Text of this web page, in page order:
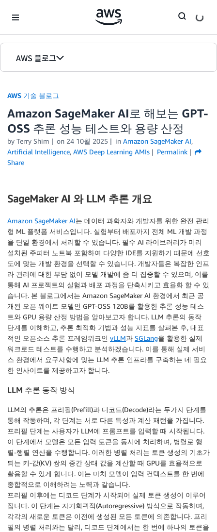
AWS 블로그
홈
에디션
AWS 기술 블로그
Amazon SageMaker AI로 해보는 GPT-
OSS 추론 성능 테스트와 용량 산정
by Terry Shim on 24 10월 2025 in Amazon SageMaker AI,
Artificial Intelligence, AWS Deep Learning AMIs
Permalink
Share
SageMaker AI 와 LLM 추론 개요
Amazon SageMaker AI는 데이터 과학자와 개발자를 위한 완전 관리
형 ML 플랫폼 서비스입니다. 실험부터 배포까지 전체 ML 개발 과정
을 단일 환경에서 처리할 수 있습니다. 필수 AI 라이브러리가 미리
설치된 주피터 노트북 포함하여 다양한 IDE를 지원하기 때문에 선호
도에 맞는 개발 환경을 선택할 수 있습니다. 개발자들은 복잡한 인프
라 관리에 대한 부담 없이 모델 개발에 좀 더 집중할 수 있으며, 이를
통해 AI 프로젝트의 실험과 배포 과정을 단축시키고 효율화 할 수 있
습니다. 본 블로그에서는 Amazon SageMaker AI 환경에서 최근 공
개된 오픈 웨이트 모델인 GPT-OSS 120B를 활용한 추론 성능 테스
트와 GPU 용량 산정 방법을 알아보고자 합니다. LLM 추론의 동작
단계를 이해하고, 추론 최적화 기법과 성능 지표를 살펴본 후, 대표
적인 오픈소스 추론 프레임워크인 vLLM과 SGLang을 활용한 실제
워크로드 테스트를 수행하고 분석하겠습니다. 이를 통해 실제 서비
스 환경에서 요구사항에 맞는 LLM 추론 인프라를 구축하는 데 필요
한 인사이트를 제공하고자 합니다.
LLM 추론 동작 방식
LLM의 추론은 프리필(Prefill)과 디코드(Decode)라는 두가지 단계를
통해 작동하며, 각 단계는 서로 다른 특성과 계산 패턴을 가집니다.
프리필 단계는 사용자가 LLM에 프롬프트를 입력할 때 시작됩니다.
이 단계에서 모델은 모든 입력 토큰을 동시에 처리하며, 병렬로 행
렬-행렬 연산을 수행합니다. 이러한 병렬 처리는 토큰 생성의 기초가
되는 키-값(KV) 쌍의 중간 상태 값을 계산할 때 GPU를 효율적으로
활용할 수 있게 합니다. 이는 마치 모델이 입력 컨텍스트를 한 번에
종합적으로 이해하려는 노력과 같습니다.
프리필 이후에는 디코드 단계가 시작되어 실제 토큰 생성이 이루어
집니다. 이 단계는 자기회귀적(Autoregressive) 방식으로 작동하며,
각각의 새로운 토큰은 이전에 생성된 모든 토큰에 의존합니다. 프리
필의 병렬 처리와는 달리, 디코드 단계에서는 한 번에 하나의 토큰을